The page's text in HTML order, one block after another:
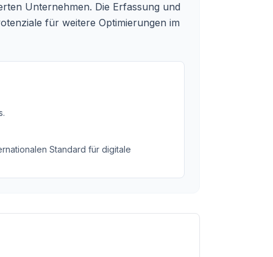
Unternehmen. Die Erfassung und
für weitere Optimierungen im
.
Standard für digitale